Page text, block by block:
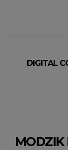
DIGITAL
MODZIK